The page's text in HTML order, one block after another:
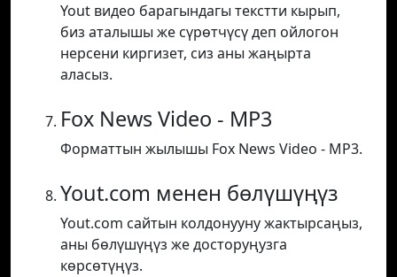
Yout видео барагындагы текстти кырып,
биз аталышы же сүрөтчүсү деп ойлогон
нерсени киргизет, сиз аны жаңырта
аласыз.
Fox News Video - MP3
Форматтын жылышы Fox News Video - MP3.
Yout.com менен бөлүшүңүз
Yout.com сайтын колдонууну жактырсаңыз,
аны бөлүшүңүз же досторуңузга
көрсөтүңүз.